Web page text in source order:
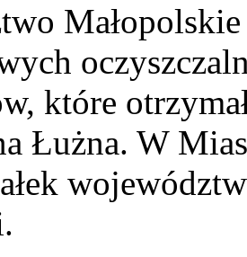
które
Łużna. W